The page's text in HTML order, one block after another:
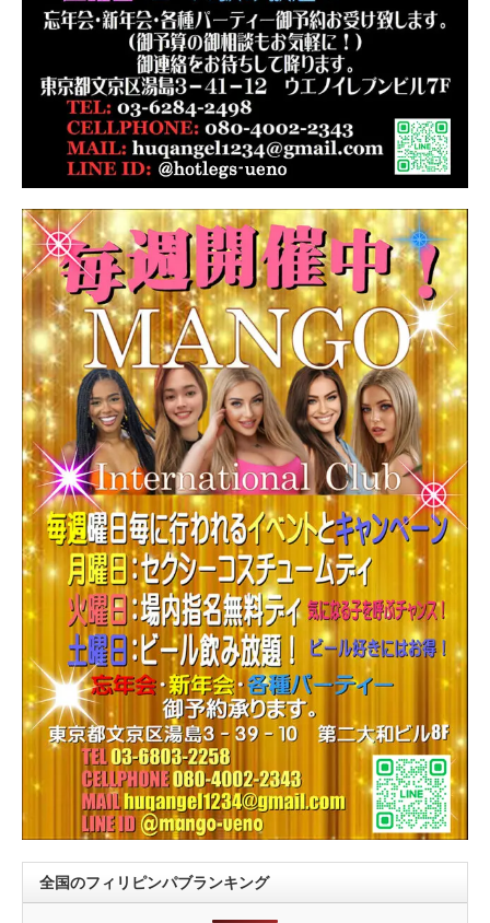
全国のフィリピンパブランキング